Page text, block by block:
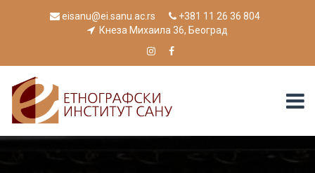
eisanu@ei.sanu.ac.rs
+381 11 26 36 804
Кнеза Михаила 36, Београд